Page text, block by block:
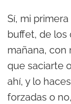
Sí, mi
buffet, de los
mañana, con
que saciarte
ahí, y lo
forzadas o